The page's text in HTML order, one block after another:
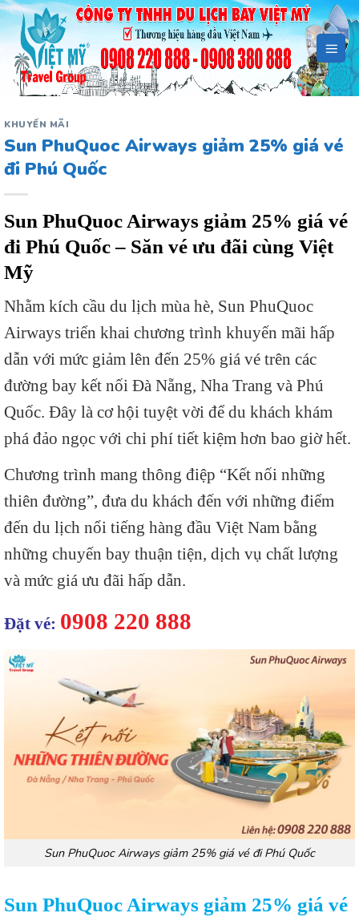
Bỏ
qua
dung
KHUYẾN MÃI
Sun PhuQuoc Airways giảm 25% giá vé
đi Phú Quốc
Sun PhuQuoc Airways giảm 25% giá vé
đi Phú Quốc– Săn vé ưu đãi cùng Việt
Mỹ
Nhằm kích cầu du lịch mùa hè, Sun PhuQuoc
Airways triển khai chương trình khuyến mãi hấp
dẫn với mức giảm lên đến 25% giá vé trên các
đường bay kết nối Đà Nẵng, Nha Trang và Phú
Quốc. Đây là cơ hội tuyệt vời để du khách khám
phá đảo ngọc với chi phí tiết kiệm hơn bao giờ hết.
Chương trình mang thông điệp “Kết nối những
thiên đường”, đưa du khách đến với những điểm
đến du lịch nổi tiếng hàng đầu Việt Nam bằng
những chuyến bay thuận tiện, dịch vụ chất lượng
và mức giá ưu đãi hấp dẫn.
Đặt vé: 0908 220 888
Sun PhuQuoc Airways giảm 25% giá vé đi Phú Quốc
Sun PhuQuoc Airways giảm 25% giá vé